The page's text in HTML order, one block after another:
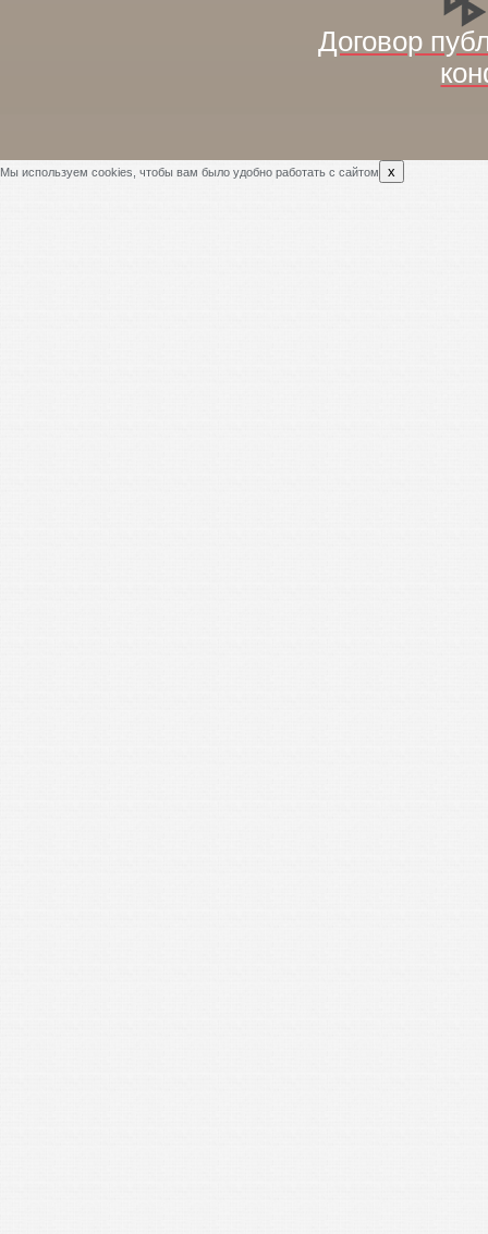
Договор
Мы используем cookies, чтобы вам было удобно работать с сайтом x